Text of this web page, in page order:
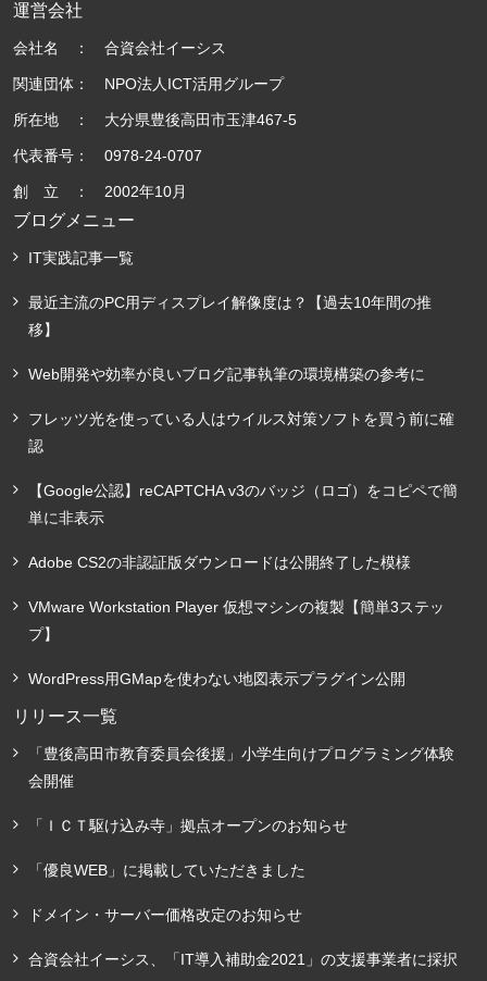
運営会社
会社名 ： 合資会社イーシス
関連団体： NPO法人ICT活用グループ
所在地 ： 大分県豊後高田市玉津467-5
代表番号： 0978-24-0707
創 立 ： 2002年10月
ブログメニュー
IT実践記事一覧
最近主流のPC用ディスプレイ解像度は？【過去10年間の推
移】
Web開発や効率が良いブログ記事執筆の環境構築の参考に
フレッツ光を使っている人はウイルス対策ソフトを買う前に確
認
【Google公認】reCAPTCHA v3のバッジ（ロゴ）をコピペで簡
単に非表示
Adobe CS2の非認証版ダウンロードは公開終了した模様
VMware Workstation Player 仮想マシンの複製【簡単3ステッ
プ】
WordPress用GMapを使わない地図表示プラグイン公開
リリース一覧
「豊後高田市教育委員会後援」小学生向けプログラミング体験
会開催
「ＩＣＴ駆け込み寺」拠点オープンのお知らせ
「優良WEB」に掲載していただきました
ドメイン・サーバー価格改定のお知らせ
合資会社イーシス、「IT導入補助金2021」の支援事業者に採択